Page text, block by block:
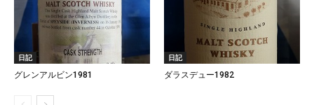
日記
グレンアルビン1981
日記
ダラスデュー1982